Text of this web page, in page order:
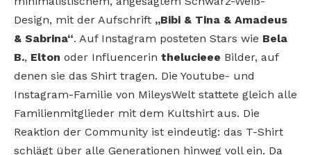
Design, mit der Aufschrift „Bibi & Tina & Amadeus
& Sabrina“. Auf Instagram posteten Stars wie Bela
B., Elton oder Influencerin thelucieee Bilder, auf
denen sie das Shirt tragen. Die Youtube- und
Instagram-Familie von MileysWelt stattete gleich alle
Familienmitglieder mit dem Kultshirt aus. Die
Reaktion der Community ist eindeutig: das T-Shirt
schlägt über alle Generationen hinweg voll ein. Da